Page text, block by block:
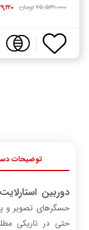
۲۵,۵۳۱,۰۰۰تومان
توضیحات
دوربین‌
حسگرهای تصویر و
حتی در تاریکی